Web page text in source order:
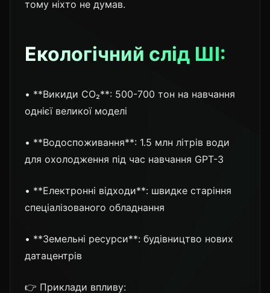
тому ніхто не думав.
Екологічний слід ШІ:
• **Викиди CO₂**: 500-700 тон на навчання
однієї великої моделі
• **Водоспоживання**: 1.5 млн літрів води
для охолодження під час навчання GPT-3
• **Електронні відходи**: швидке старіння
спеціалізованого обладнання
• **Земельні ресурси**: будівництво нових
датацентрів
👉 Приклади впливу: